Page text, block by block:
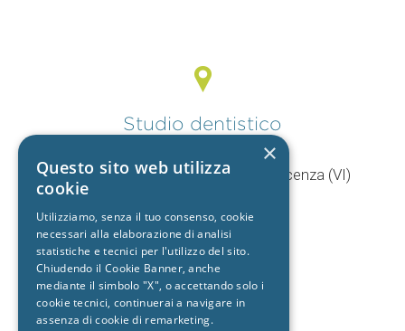
Studio dentistico
V.le Mercato Nuovo, 44/F 36100 Vicenza (VI)
+39 392 9402704
Studio dentistico
Cento
×
Questo sito web utilizza
cookie
Utilizziamo, senza il tuo consenso, cookie
necessari alla elaborazione di analisi
statistiche e tecnici per l'utilizzo del sito.
Chiudendo il Cookie Banner, anche
mediante il simbolo "X", o accettando solo i
cookie tecnici, continuerai a navigare in
assenza di cookie di remarketing.